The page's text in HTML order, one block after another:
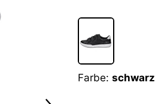
Farbe: schwarz